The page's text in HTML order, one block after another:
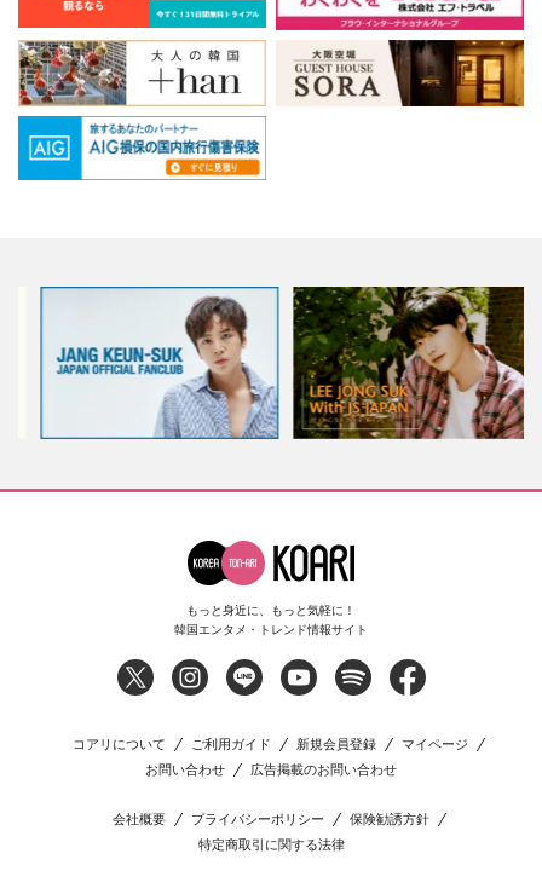
もっと身近に、もっと気軽に！
韓国エンタメ・トレンド情報サイト
コアリについて ご利用ガイド 新規会員登録
マイページ
お問い合わせ
広告掲載のお問い合わせ
会社概要 プライバシーポリシー
保険勧誘方針
特定商取引に関する法律